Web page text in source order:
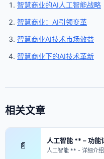
智慧商业的AI人工智能战略
智慧商业：AI引领变革
智慧商业AI技术市场效益
智慧商业下的AI技术革新
相关文章
📄 人工智能 ** – 功能
人工智能 ** - 详细介